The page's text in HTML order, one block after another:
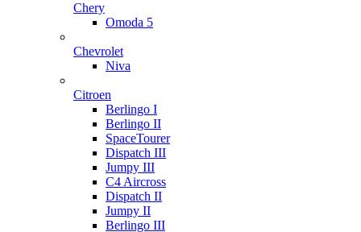
Chery
Omoda 5
Chevrolet
Niva
Citroen
Berlingo I
Berlingo II
SpaceTourer
Dispatch III
Jumpy III
C4 Aircross
Dispatch II
Jumpy II
Berlingo III